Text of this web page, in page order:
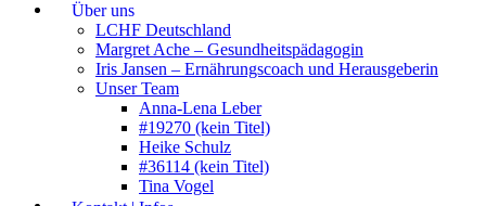
Über uns
LCHF Deutschland
Margret Ache – Gesundheitspädagogin
Iris Jansen – Ernährungscoach und Herausgeberin
Unser Team
Anna-Lena Leber
#19270 (kein Titel)
Heike Schulz
#36114 (kein Titel)
Tina Vogel